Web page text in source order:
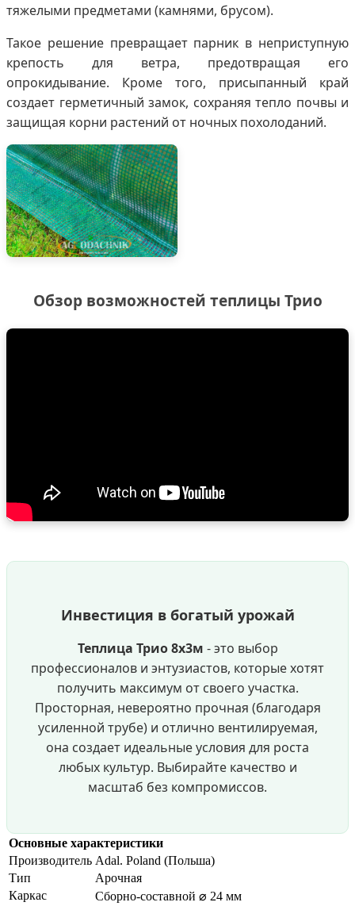
тяжелыми предметами (камнями, брусом).
Такое решение превращает парник в неприступную
крепость для ветра, предотвращая его
опрокидывание. Кроме того, присыпанный край
создает герметичный замок, сохраняя тепло почвы и
защищая корни растений от ночных похолоданий.
Обзор возможностей теплицы Трио
Инвестиция в богатый урожай
Теплица Трио 8х3м - это выбор
профессионалов и энтузиастов, которые хотят
получить максимум от своего участка.
Просторная, невероятно прочная (благодаря
усиленной трубе) и отлично вентилируемая,
она создает идеальные условия для роста
любых культур. Выбирайте качество и
масштаб без компромиссов.
Основные характеристики
Производитель Adal. Poland (Польша)
Тип
Арочная
Каркас
Сборно-составной ⌀ 24 мм